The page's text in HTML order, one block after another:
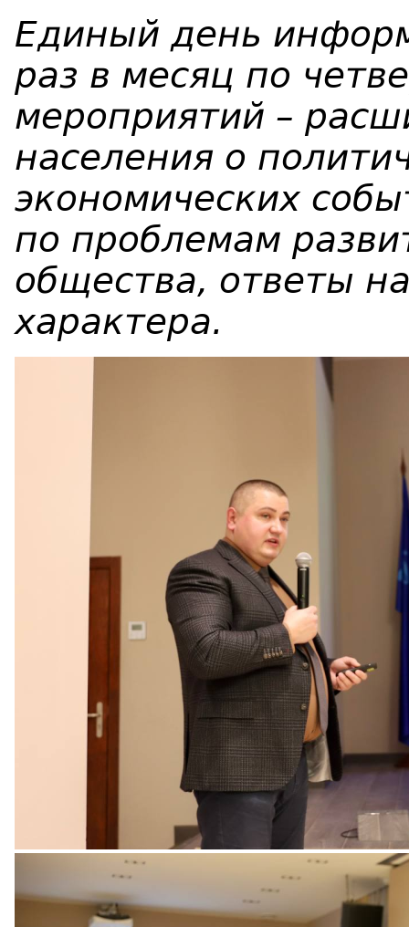
Единый день
раз в месяц по
мероприятий –
населения о
экономических
по проблемам
общества, ответы
характера.